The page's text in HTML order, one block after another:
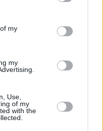
its third-party tags to
in below Google
my
my
Use,
of my
with the
διαφορές ανάμεσα στις
φίλους της
μητέρα στα Μάλια:
της και πνίγηκε, τα